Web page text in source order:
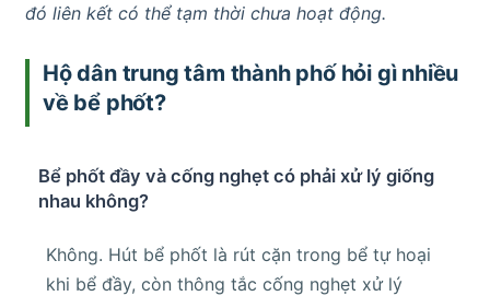
đó liên kết có thể tạm thời chưa hoạt động.
Hộ dân trung tâm thành phố hỏi gì nhiều
về bể phốt?
Bể phốt đầy và cống nghẹt có phải xử lý giống
nhau không?
Không. Hút bể phốt là rút cặn trong bể tự hoại
khi bể đầy, còn thông tắc cống nghẹt xử lý